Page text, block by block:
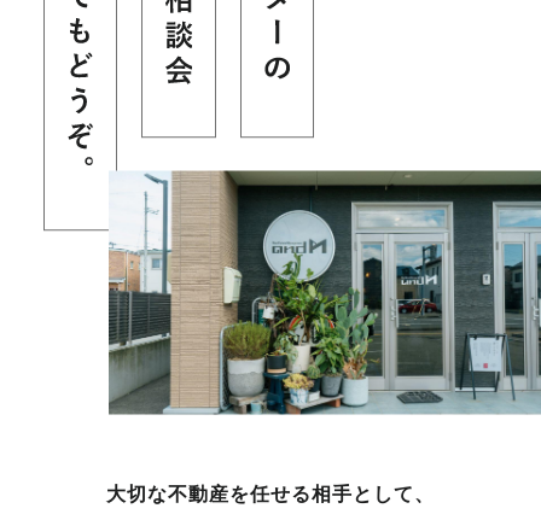
大切な不動産を任せる相手として、